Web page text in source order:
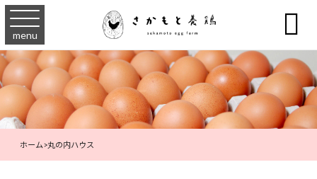
menu 
ホーム>丸の内ハウス